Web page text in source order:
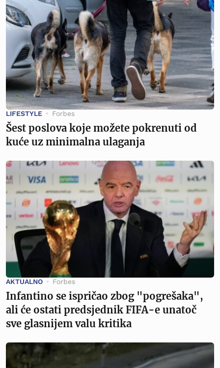
LIFESTYLE Forbes
Šest poslova koje možete pokrenuti od
kuće uz minimalna ulaganja
AKTUALNO Forbes
Infantino se ispričao zbog "pogrešaka",
ali će ostati predsjednik FIFA-e unatoč
sve glasnijem valu kritika